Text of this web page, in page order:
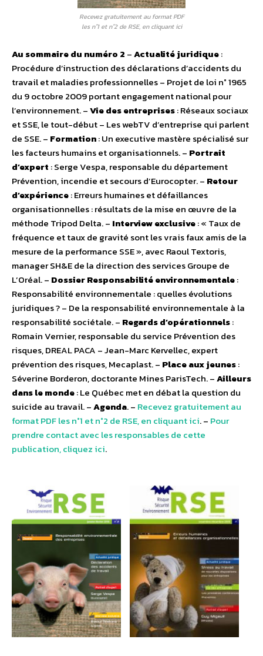
Recevez gratuitement au format PDF
les n°1 et n°2 de RSE, en cliquant ici
Au sommaire du numéro 2 –Actualité juridique:
Procédure d’instruction des déclarations d’accidents du
travail et maladies professionnelles – Projet de loi n° 1965
du 9 octobre 2009 portant engagement national pour
l’environnement. –Vie des entreprises: Réseaux sociaux
et SSE, le tout-début – Les webTV d’entreprise qui parlent
de SSE. – Formation: Un executive mastère spécialisé sur
les facteurs humains et organisationnels. – Portrait
d’expert : Serge Vespa, responsable du département
Prévention, incendie et secours d’Eurocopter. – Retour
d’expérience: Erreurs humaines et défaillances
organisationnelles : résultats de la mise en œuvre de la
méthode Tripod Delta. – Interview exclusive: « Taux de
fréquence et taux de gravité sont les vrais faux amis de la
mesure de la performance SSE », avec Raoul Textoris,
manager SH&E de la direction des services Groupe de
L’Oréal. – Dossier Responsabilité environnementale:
Responsabilité environnementale : quelles évolutions
juridiques ? – De la responsabilité environnementale à la
responsabilité sociétale. – Regards d’opérationnels:
Romain Vernier, responsable du service Prévention des
risques, DREAL PACA – Jean-Marc Kervellec, expert
prévention des risques, Mecaplast. – Place aux jeunes:
Séverine Borderon, doctorante Mines ParisTech. –Ailleurs
dans le monde: Le Québec met en débat la question du
suicide au travail. –Agenda. – Recevez gratuitement au
format PDF les n°1 et n°2 de RSE, en cliquant ici. – Pour
prendre contact avec les responsables de cette
publication, cliquez ici.